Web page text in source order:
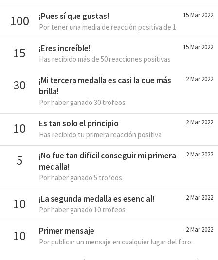
100 15 Mar 2022
¡Pues sí que gustas!
Por tener una media de reacción positiva de 1
15 15 Mar 2022
¡Eres increíble!
Has recibido más de 50 reacciones positivas
30 2 Mar 2022
¡Mi tercera medalla es casi la que más
brilla!
Por haber ganado 30 trofeos
10 2 Mar 2022
Es tan solo el principio
Has recibido tu primera reacción positiva
5 2 Mar 2022
¡No fue tan difícil conseguir mi primera
medalla!
Por haber ganado 5 trofeos
10 2 Mar 2022
¡La segunda medalla es esencial!
Por haber ganado 10 trofeos
10 2 Mar 2022
Primer mensaje
Por publicar un mensaje en cualquier lugar del foro.